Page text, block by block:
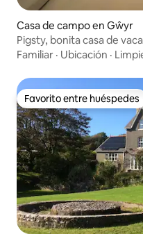
Casa de campo en Gŵyr
Pigsty, bonita casa de
Familiar · Ubicación ·
Favorito entre huéspedes
Favorito entre huéspedes